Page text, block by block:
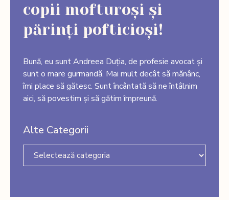
copii mofturoși și
părinți pofticioși!
Bună, eu sunt Andreea Duția, de profesie avocat și
sunt o mare gurmandă. Mai mult decât să mănânc,
îmi place să gătesc. Sunt încântată să ne întâlnim
aici, să povestim și să gătim împreună.
Alte Categorii